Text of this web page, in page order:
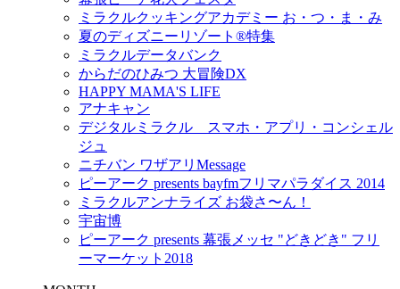
ミラクルクッキングアカデミー お・つ・ま・み
夏のディズニーリゾート®特集
ミラクルデータバンク
からだのひみつ 大冒険DX
HAPPY MAMA'S LIFE
アナキャン
デジタルミラクル スマホ・アプリ・コンシェル
ジュ
ニチバン ワザアリMessage
ピーアーク presents bayfmフリマパラダイス 2014
ミラクルアンナライズ お袋さ〜ん！
宇宙博
ピーアーク presents 幕張メッセ "どきどき" フリ
ーマーケット2018